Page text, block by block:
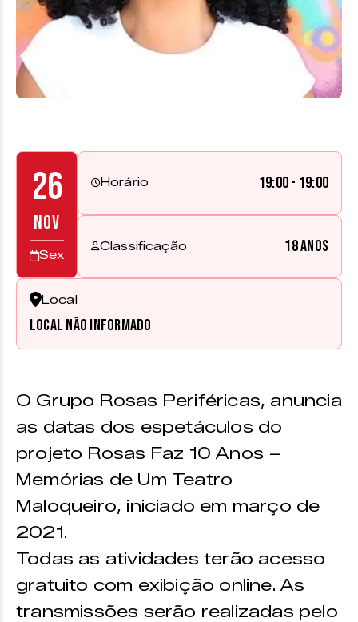
26
NOV
Sex
Horário 19:00 - 19:00
Classificação 18 anos
Local
Local não informado
O Grupo Rosas Periféricas, anuncia
as datas dos espetáculos do
projeto Rosas Faz 10 Anos –
Memórias de Um Teatro
Maloqueiro, iniciado em março de
2021.
Todas as atividades terão acesso
gratuito com exibição online. As
transmissões serão realizadas pelo